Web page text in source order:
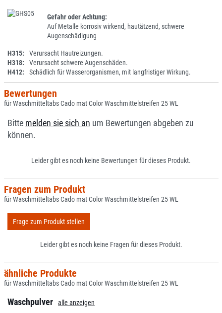
Gefahr oder Achtung:
Auf Metalle korrosiv wirkend, hautätzend, schwere
Augenschädigung
H315:
Verursacht Hautreizungen.
H318:
Verursacht schwere Augenschäden.
H412:
Schädlich für Wasserorganismen, mit langfristiger Wirkung.
Bewertungen
für Waschmitteltabs Cado mat Color Waschmittelstreifen 25 WL
Bitte melden sie sich an um Bewertungen abgeben zu
können.
Leider gibt es noch keine Bewertungen für dieses Produkt.
Fragen zum Produkt
für Waschmitteltabs Cado mat Color Waschmittelstreifen 25 WL
Frage zum Produkt stellen
Leider gibt es noch keine Fragen für dieses Produkt.
ähnliche Produkte
für Waschmitteltabs Cado mat Color Waschmittelstreifen 25 WL
Waschpulver alle anzeigen